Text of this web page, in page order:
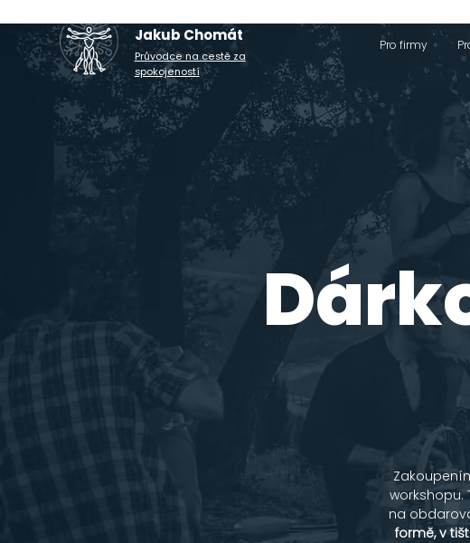
Jakub Chomát
Průvodce na cestě za
spokojeností
Pro firmy
workshopu.
na
formě, v